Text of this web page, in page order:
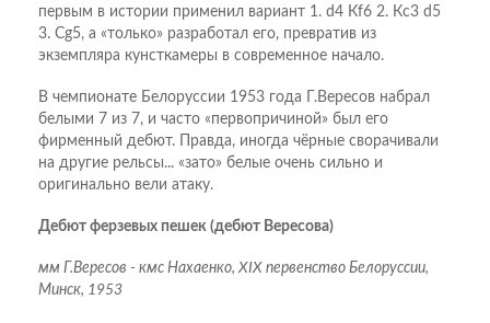
первым в истории применил вариант 1. d4 Кf6 2. Кc3 d5
3. Сg5, а «только» разработал его, превратив из
экземпляра кунсткамеры в современное начало.
В чемпионате Белоруссии 1953 года Г.Вересов набрал
белыми 7 из 7, и часто «первопричиной» был его
фирменный дебют. Правда, иногда чёрные сворачивали
на другие рельсы... «зато» белые очень сильно и
оригинально вели атаку.
Дебют ферзевых пешек (дебют Вересова)
мм Г.Вересов - кмс Нахаенко, XIX первенство Белоруссии,
Минск, 1953